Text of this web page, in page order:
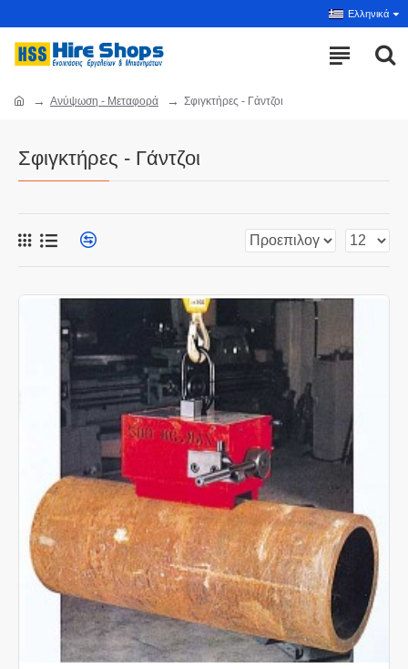
Ελληνικά
Ανύψωση - Μεταφορά Σφιγκτήρες - Γάντζοι
Σφιγκτήρες - Γάντζοι